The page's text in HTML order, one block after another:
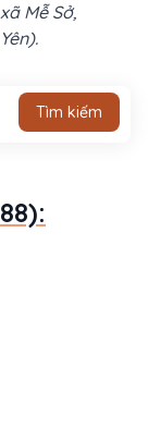
Mễ Sở,
Tìm kiếm